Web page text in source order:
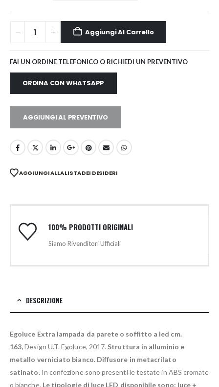
Aggiungi Al Carrello
FAI UN ORDINE TELEFONICO O RICHIEDI UN PREVENTIVO
ORDINA CON WHATSAPP
AGGIUNGI AL PREVENTIVO
AGGIUNGI ALLA LISTA DEI DESIDERI
100% PRODOTTI ORIGINALI
Siamo Rivenditori Ufficiali
DESCRIZIONE
Egoluce Extra lampada da parete o soffitto a led cm.
163,Design U.T. Egoluce, 2017. Struttura in alluminio e
metallo verniciato bianco. Diffusore in metacrilato
satinato.In confezione sono presenti le testate in ABS cromate
o bianche. Le tipologie di luce LED disponibile sono: luce +